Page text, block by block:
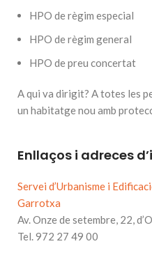
HPO de règim especial
HPO de règim general
HPO de preu concertat
A qui va dirigit? A totes les
un habitatge nou amb
Enllaços i adreces
Servei d’Urbanisme i
Garrotxa
Av. Onze de setembre, 22,
Tel. 972 27 49 00